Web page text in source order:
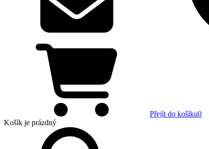
Přejít do košíku0
Košík je prázdný